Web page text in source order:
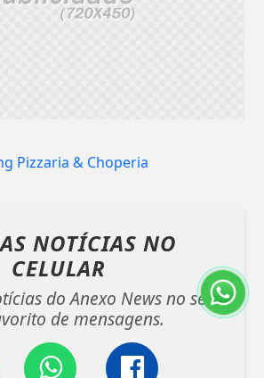
NOTÍCIAS NO
CELULAR
do Anexo News no seu
de mensagens.